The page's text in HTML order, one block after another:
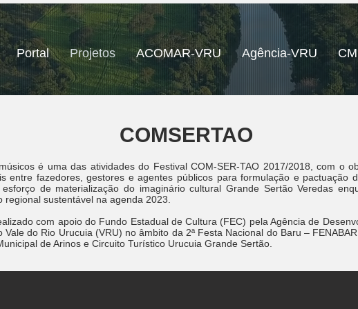
COMSERTAO
é uma das atividades do Festival COM-SER-TAO 2017/2018, com o
entre fazedores, gestores e agentes públicos para formulação e pactuação
de materialização do imaginário cultural Grande Sertão Veredas
regional sustentável na agenda 2023.
com apoio do Fundo Estadual de Cultura (FEC) pela Agência de
Vale do Rio Urucuia (VRU) no âmbito da 2ª Festa Nacional do Baru –
de Arinos e Circuito Turístico Urucuia Grande Sertão.
Portal Projetos ACOMAR-VRU Agência-VRU